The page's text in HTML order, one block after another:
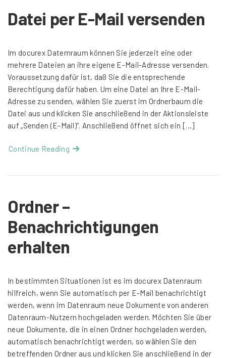
Datei per E-Mail versenden
Im docurex Datemraum können Sie jederzeit eine oder
mehrere Dateien an ihre eigene E-Mail-Adresse versenden.
Voraussetzung dafür ist, daß Sie die entsprechende
Berechtigung dafür haben. Um eine Datei an Ihre E-Mail-
Adresse zu senden, wählen Sie zuerst im Ordnerbaum die
Datei aus und klicken Sie anschließend in der Aktionsleiste
auf „Senden (E-Mail)“. Anschließend öffnet sich ein […]
Continue Reading
Ordner –
Benachrichtigungen
erhalten
In bestimmten Situationen ist es im docurex Datenraum
hilfreich, wenn Sie automatisch per E-Mail benachrichtigt
werden, wenn im Datenraum neue Dokumente von anderen
Datenraum-Nutzern hochgeladen werden. Möchten Sie über
neue Dokumente, die in einen Ordner hochgeladen werden,
automatisch benachrichtigt werden, so wählen Sie den
betreffenden Ordner aus und klicken Sie anschließend in der